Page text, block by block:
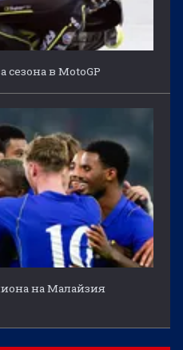
сезона в MotoGP
на Малайзия